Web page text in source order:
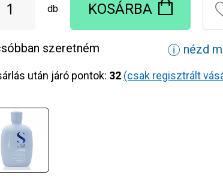
db KOSÁRBA
szeretném ℹ nézd
után járó pontok: 32 (csak regisztrált